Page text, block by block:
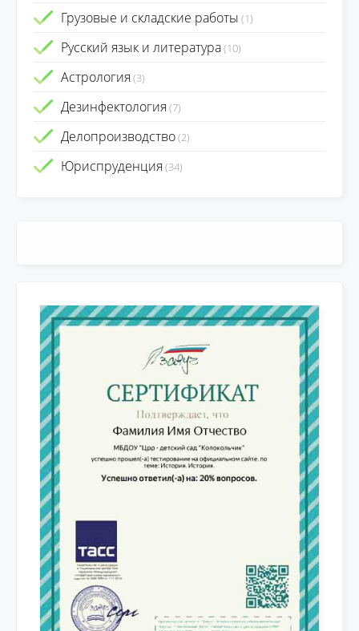
Грузовые и складские работы (1)
Русский язык и литература(10)
Астрология (3)
Дезинфектология (7)
Делопроизводство(2)
Юриспруденция (34)